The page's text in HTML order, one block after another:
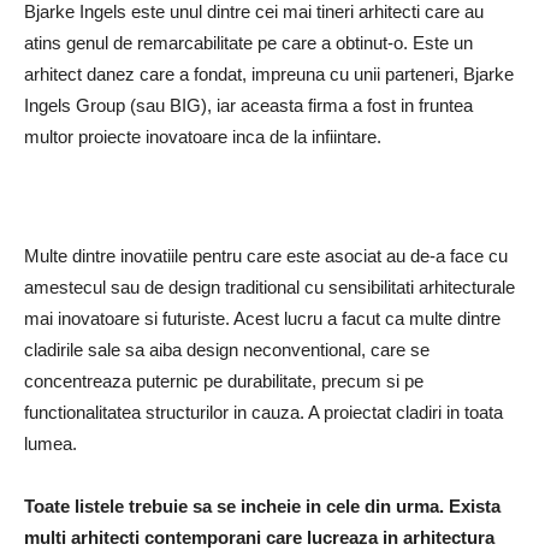
Bjarke Ingels este unul dintre cei mai tineri arhitecti care au
atins genul de remarcabilitate pe care a obtinut-o. Este un
arhitect danez care a fondat, impreuna cu unii parteneri, Bjarke
Ingels Group (sau BIG), iar aceasta firma a fost in fruntea
multor proiecte inovatoare inca de la infiintare.
Multe dintre inovatiile pentru care este asociat au de-a face cu
amestecul sau de design traditional cu sensibilitati arhitecturale
mai inovatoare si futuriste. Acest lucru a facut ca multe dintre
cladirile sale sa aiba design neconventional, care se
concentreaza puternic pe durabilitate, precum si pe
functionalitatea structurilor in cauza. A proiectat cladiri in toata
lumea.
Toate listele trebuie sa se incheie in cele din urma. Exista
multi arhitecti contemporani care lucreaza in arhitectura